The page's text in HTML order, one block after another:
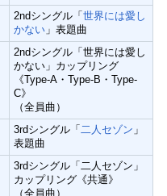
2ndシングル「 世界には愛し
かない」表題曲
2ndシングル「世界には愛し
かない」カップリング
《Type-A・Type-B・Type-
C》
（全員曲）
3rdシングル「 二人セゾン 」
表題曲
3rdシングル「二人セゾン」
カップリング《共通》
（全員曲）